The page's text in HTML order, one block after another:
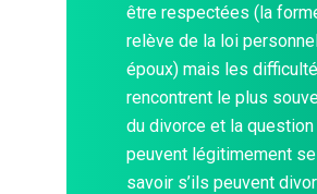
être respectées (la
relève de la loi
époux) mais les
rencontrent le plus
du divorce et la
peuvent légitimement
savoir s’ils peuvent